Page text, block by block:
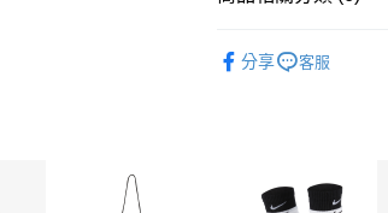
台新國際商業銀行
【關於「AFTEE先享後付
３．安心：先確認商品
每筆NT$100，滿
促銷活動 春日輕出
分享 客服